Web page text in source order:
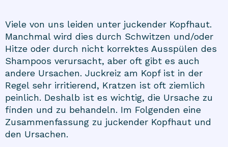
Viele von uns leiden unter juckender Kopfhaut.
Manchmal wird dies durch Schwitzen und/oder
Hitze oder durch nicht korrektes Ausspülen des
Shampoos verursacht, aber oft gibt es auch
andere Ursachen. Juckreiz am Kopf ist in der
Regel sehr irritierend, Kratzen ist oft ziemlich
peinlich. Deshalb ist es wichtig, die Ursache zu
finden und zu behandeln. Im Folgenden eine
Zusammenfassung zu juckender Kopfhaut und
den Ursachen.